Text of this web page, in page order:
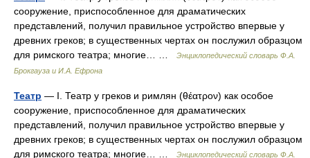
сооружение, приспособленное для драматических
представлений, получил правильное устройство впервые у
древних греков; в существенных чертах он послужил образцом
для римского театра; многие… …
Энциклопедический словарь Ф.А.
Брокгауза и И.А. Ефрона
Театр — I. Театр у греков и римлян (θέατρον) как особое
сооружение, приспособленное для драматических
представлений, получил правильное устройство впервые у
древних греков; в существенных чертах он послужил образцом
для римского театра; многие… …
Энциклопедический словарь Ф.А.